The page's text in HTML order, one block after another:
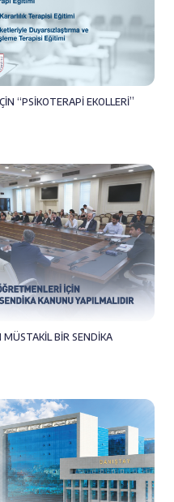
“PSİKOTERAPİ EKOLLERİ”
MÜSTAKİL BİR SENDİKA